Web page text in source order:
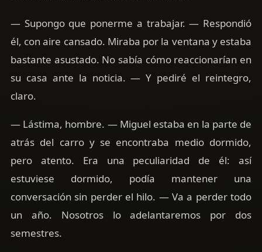
— Supongo que ponerme a trabajar. — Respondió
él, con aire cansado. Miraba por la ventana y estaba
bastante asustado. No sabía cómo reaccionarían en
su casa ante la noticia. — Y pediré el reintegro,
claro.
— Lástima, hombre. — Miguel estaba en la parte de
atrás del carro y se encontraba medio dormido,
pero atento. Era una peculiaridad de él: así
estuviese dormido, podía mantener una
conversación sin perder el hilo. — Va a perder todo
un año. Nosotros lo adelantaremos por dos
semestres.